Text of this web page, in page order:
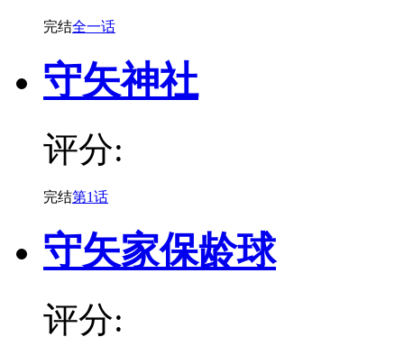
完结全一话
守矢神社
评分:
完结第1话
守矢家保龄球
评分: